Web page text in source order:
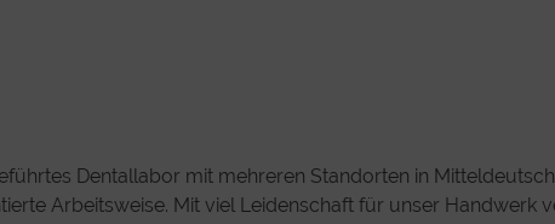
Dentallabor mit mehreren Standorten in
Arbeitsweise. Mit viel Leidenschaft für unser Handwerk